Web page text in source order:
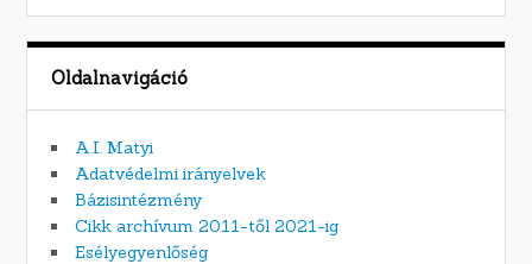
Oldalnavigáció
A.I. Matyi
Adatvédelmi irányelvek
Bázisintézmény
Cikk archívum 2011-től 2021-ig
Esélyegyenlőség